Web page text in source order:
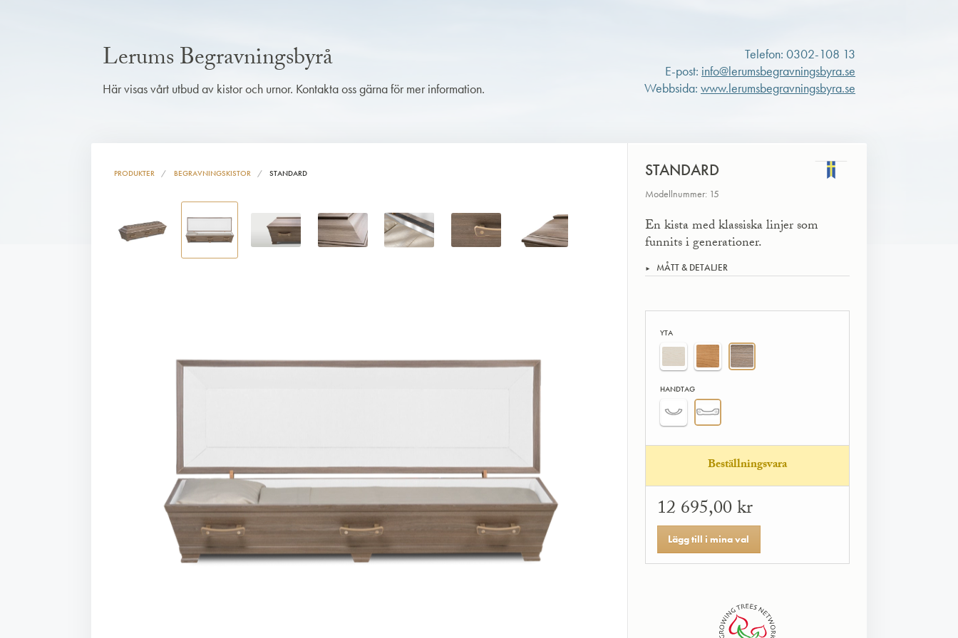
Lerums Begravningsbyrå
Här visas vårt utbud av kistor och urnor. Kontakta oss gärna för mer information.
Telefon: 0302-108 13
E-post: info@lerumsbegravningsbyra.se
Webbsida: www.lerumsbegravningsbyra.se
PRODUKTER BEGRAVNINGSKISTOR STANDARD STANDARD
Modellnummer: 15
En kista med klassiska linjer som
funnits i generationer.
MÅTT & DETALJER
YTA
HANDTAG
Beställningsvara
12 695,00 kr
Lägg till i mina val